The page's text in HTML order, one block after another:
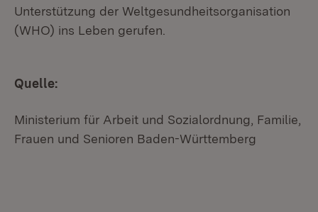
Unterstützung der Weltgesundheitsorganisation
(WHO) ins Leben gerufen.
Quelle:
Ministerium für Arbeit und Sozialordnung, Familie,
Frauen und Senioren Baden-Württemberg